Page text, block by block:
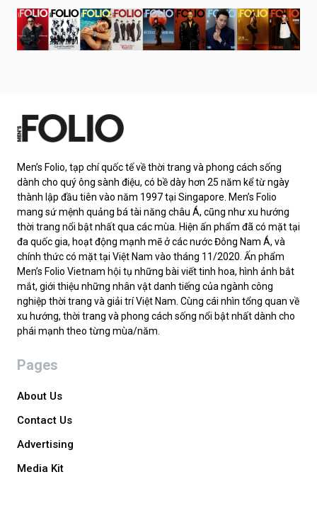
Men’s Folio, tạp chí quốc tế về thời trang và phong cách sống
dành cho quý ông sành điệu, có bề dày hơn 25 năm kể từ ngày
thành lập đầu tiên vào năm 1997 tại Singapore. Men’s Folio
mang sứ mệnh quảng bá tài năng châu Á, cũng như xu hướng
thời trang nổi bật nhất qua các mùa. Hiện ấn phẩm đã có mặt tại
đa quốc gia, hoạt động mạnh mẽ ở các nước Đông Nam Á, và
chính thức có mặt tại Việt Nam vào tháng 11/2020. Ấn phẩm
Men’s Folio Vietnam hội tụ những bài viết tinh hoa, hình ảnh bắt
mắt, giới thiệu những nhân vật danh tiếng của ngành công
nghiệp thời trang và giải trí Việt Nam. Cùng cái nhìn tổng quan về
xu hướng, thời trang và phong cách sống nổi bật nhất dành cho
phái mạnh theo từng mùa/năm.
Pages
About Us
Contact Us
Advertising
Media Kit